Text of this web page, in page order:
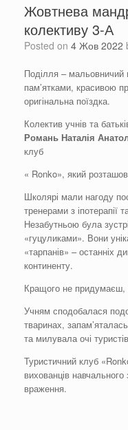
Жовтнева
колективу 3-А
Posted on 4 Жов 2022
Поділля – мальовничий
пам’ятками, красивою
оригінальна поїздка.
Колектив учнів та
Романь Наталія
клуб
« Ronko», який
Школярі мали нагоду
тренерами з іпотерапії
Незабутньою була
«гуцуликами». Вони
«тарпанів» – останніх
континенту.
Кращого не придумаєш,
Учням сподобалася
тваринах,
та милувала очі
Туристичний клуб
вихованців
враження.